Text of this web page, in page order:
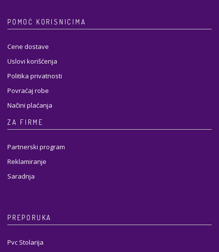
POMOĆ KORISNICIMA
Cene dostave
Uslovi korišćenja
Politika privatnosti
Povraćaj robe
Načini plaćanja
ZA FIRME
Partnerski program
Reklamiranje
Saradnja
PREPORUKA
Pvc Stolarija